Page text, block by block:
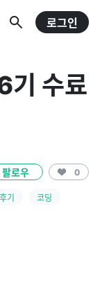
로그인
기 수료
팔로우 0
기 코딩